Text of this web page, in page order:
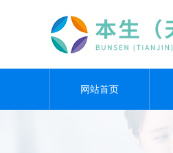
网站首页